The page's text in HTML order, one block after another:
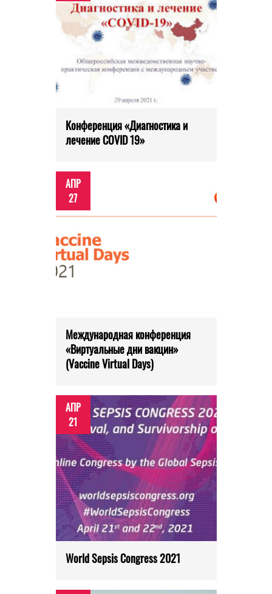
Конференция «Диагностика и
лечение COVID 19»
АПР
27
Международная конференция
«Виртуальные дни вакцин»
(Vaccine Virtual Days)
АПР
21
World Sepsis Congress 2021